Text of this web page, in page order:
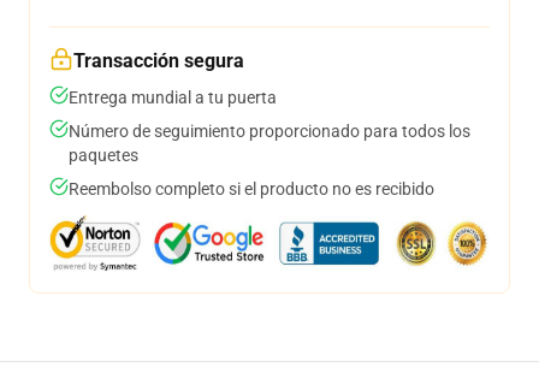
Transacción segura
Entrega mundial a tu puerta
Número de seguimiento proporcionado para todos los
paquetes
Reembolso completo si el producto no es recibido